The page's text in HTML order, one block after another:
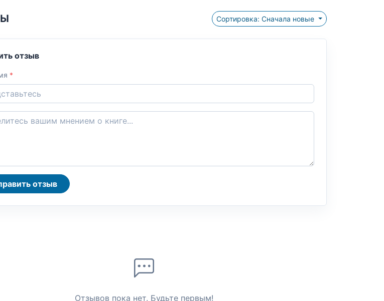
Сортировка: Сначала новые
отзыв
*
Отправить отзыв
Отзывов пока нет. Будьте первым!